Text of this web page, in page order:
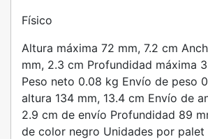
Físico
Altura máxima 72 mm, 7.2 cm
mm, 2.3 cm Profundidad máxima
Peso neto 0.08 kg Envío de peso
altura 134 mm, 13.4 cm Envío de
2.9 cm de envío Profundidad 89
de color negro Unidades por palet